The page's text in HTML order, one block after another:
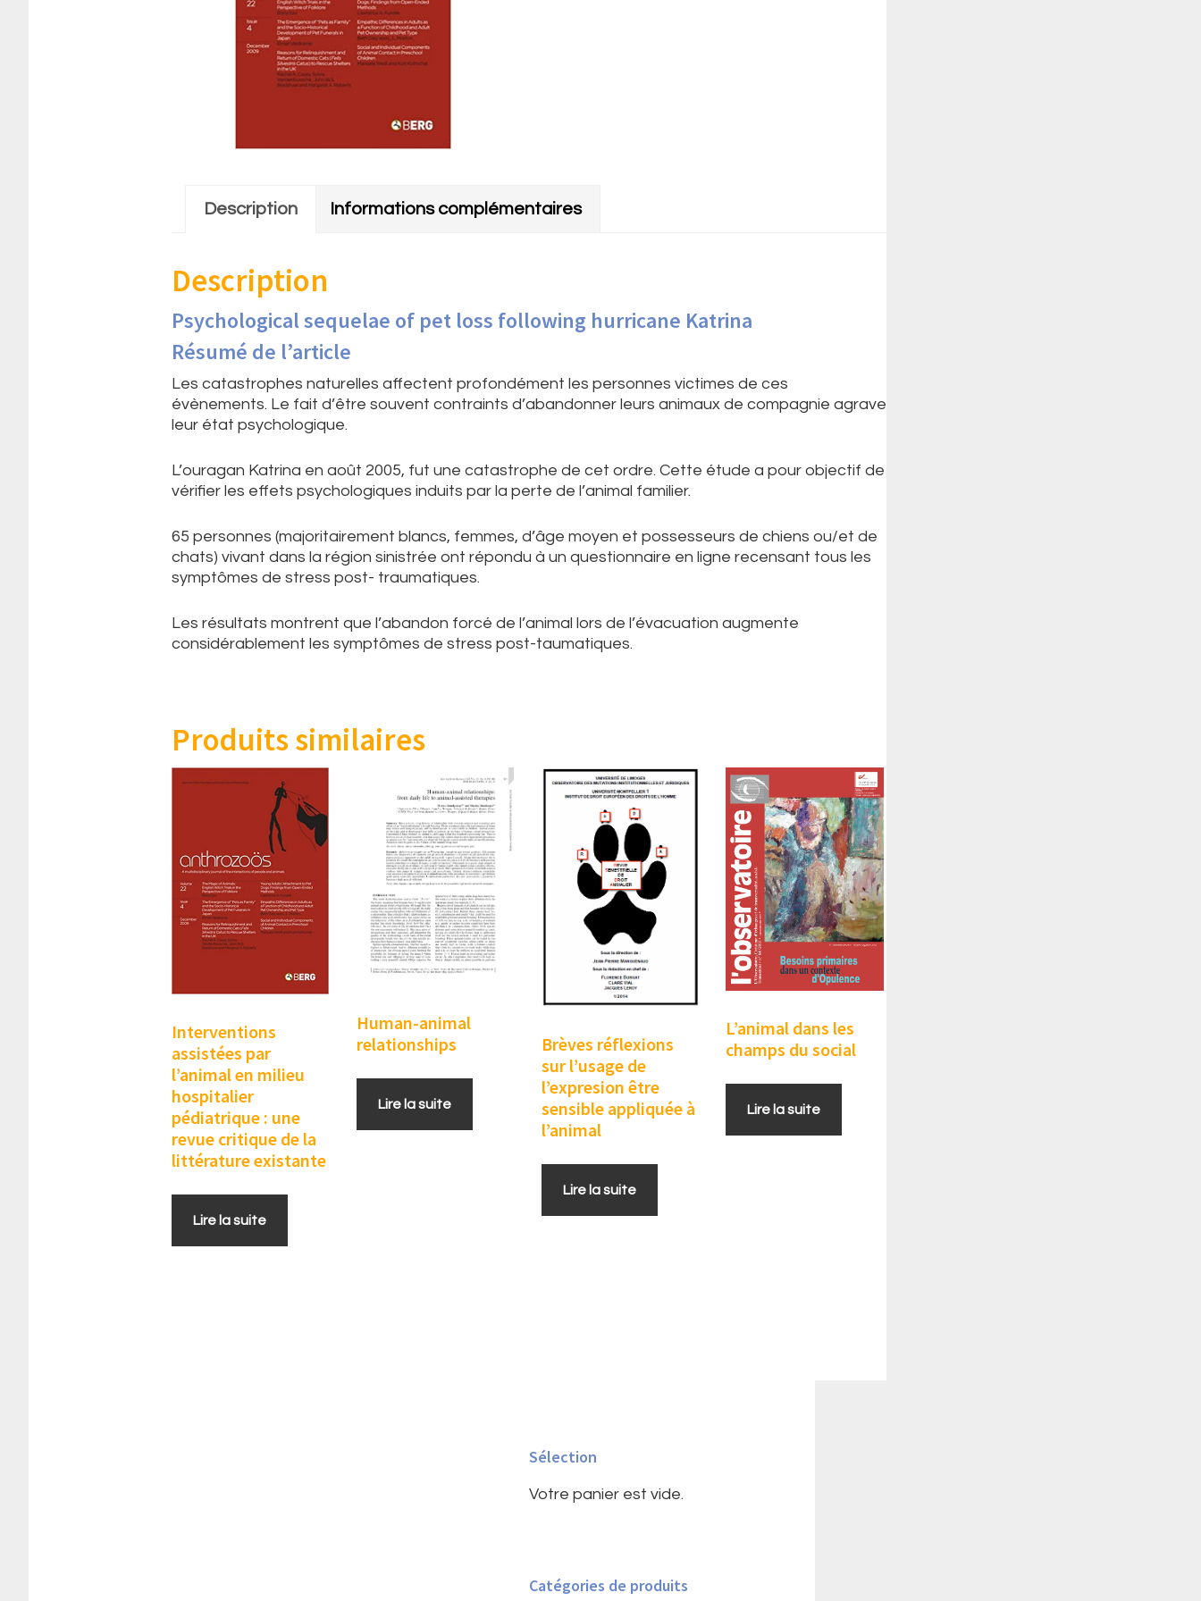
Description Informations complémentaires
Description
Psychological sequelae of pet loss following hurricane Katrina
Résumé de l’article
Les catastrophes naturelles affectent profondément les personnes victimes de ces
évènements. Le fait d’être souvent contraints d’abandonner leurs animaux de compagnie agrave
leur état psychologique.
L’ouragan Katrina en août 2005, fut une catastrophe de cet ordre. Cette étude a pour objectif de
vérifier les effets psychologiques induits par la perte de l’animal familier.
65 personnes (majoritairement blancs, femmes, d’âge moyen et possesseurs de chiens ou/et de
chats) vivant dans la région sinistrée ont répondu à un questionnaire en ligne recensant tous les
symptômes de stress post- traumatiques.
Les résultats montrent que l’abandon forcé de l’animal lors de l’évacuation augmente
considérablement les symptômes de stress post-taumatiques.
Produits similaires
Interventions
assistées par
l’animal en milieu
hospitalier
pédiatrique : une
revue critique de la
littérature existante
Lire la suite
Human-animal
relationships
Lire la suite
Brèves réflexions
sur l’usage de
l’expresion être
sensible appliquée à
l’animal
Lire la suite
L’animal dans les
champs du social
Lire la suite
principale
Sélection
Votre panier est vide.
Catégories de produits